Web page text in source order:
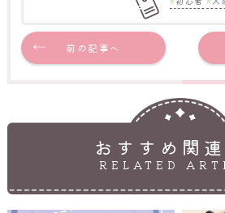
前の記事へ
おすすめ関
RELATED